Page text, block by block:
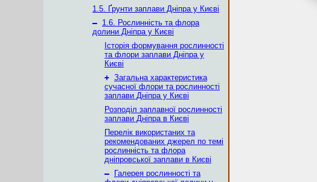
1.5. Ґрунти заплави Дніпра у Києві
– 1.6. Рослинність та флора
долини Дніпра у Києві
Історія формування рослинності
та флори заплави Дніпра у
Києві
+ Загальна характеристика
сучасної флори та рослинності
заплави Дніпра у Києві
Розподіл заплавної рослинності
заплави Дніпра в Києві
Перелік використаних та
рекомендованих джерел по темі
рослинність та флора
дніпровської заплави в Києві
–
Галерея рослинності та